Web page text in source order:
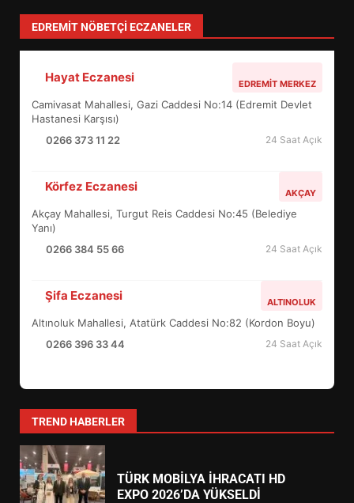
EDREMIT NÖBETÇI ECZANELER
Hayat Eczanesi EDREMIT MERKEZ
Camivasat Mahallesi, Gazi Caddesi No:14 (Edremit Devlet
Hastanesi Karşısı)
0266 373 11 22
24 Saat Açık
Körfez Eczanesi AKÇAY
Akçay Mahallesi, Turgut Reis Caddesi No:45 (Belediye
Yanı)
0266 384 55 66
24 Saat Açık
Şifa Eczanesi ALTINOLUK
Altınoluk Mahallesi, Atatürk Caddesi No:82 (Kordon Boyu)
0266 396 33 44
24 Saat Açık
TREND HABERLER
3
4
ALTIEYLÜL’DE 19 MAYIS ŞÖLENİ
SOKAKLARA TAŞTI
5
EMİRHAN BOZ MİLLİ TAKIMDA!
6
MEYDANLARA TAŞTI
7
SEFERBERLİĞİ: TÜM İLÇE
TÜRK MOBİLYA İHRACATI HD
EXPO 2026’DA YÜKSELDİ